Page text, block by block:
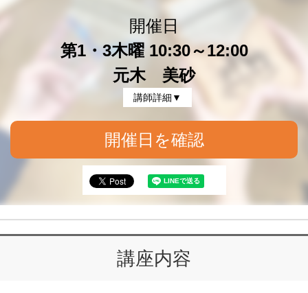
開催日
第1・3木曜 10:30～12:00
元木 美砂
講師詳細▼
開催日を確認
講座内容